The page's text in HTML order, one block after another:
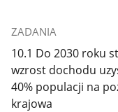
ZADANIA
10.1 Do 2030 roku
wzrost dochodu
40% populacji na
krajowa